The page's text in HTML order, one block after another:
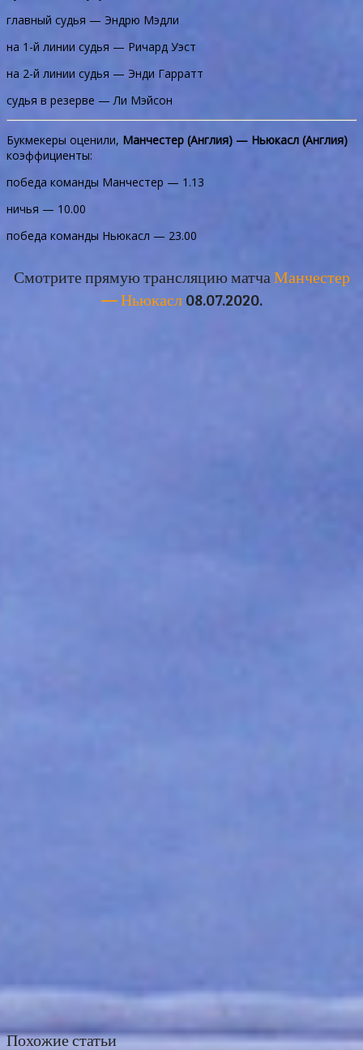
главный судья — Эндрю Мэдли
на 1-й линии судья — Ричард Уэст
на 2-й линии судья — Энди Гарратт
судья в резерве — Ли Мэйсон
Букмекеры оценили, Манчестер (Англия) — Ньюкасл (Англия)
коэффициенты:
победа команды Манчестер — 1.13
ничья — 10.00
победа команды Ньюкасл — 23.00
Смотрите прямую трансляцию матчаМанчестер
— Ньюкасл08.07.2020.
Похожие статьи